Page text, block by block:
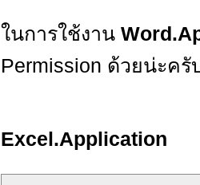
ในการใช้งาน
Permission ด้วยน่ะค
Excel.Application